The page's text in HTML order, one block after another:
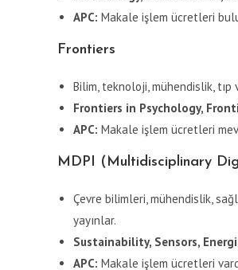
APC: Makale işlem ücretleri
Frontiers
Bilim, teknoloji, mühendislik,
Frontiers in Psychology,
APC: Makale işlem ücretleri
MDPI (Multidisciplinary
Çevre bilimleri, mühendislik,
yayınlar.
Sustainability, Sensors,
APC: Makale işlem ücretleri